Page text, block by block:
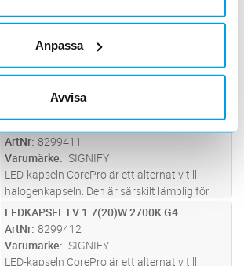
Anpassa
Avvisa
Lägg i kundvagn
LED PIN 10 KLAR 827 G4
8299376
Varumärke LEDVANCE
sockel ersätter traditionella halogenljuskällor.
Idealisk för dekorativa och fribrinnande
applikationer. Stämningsfull accentbelysning i
hela hemmet, affärer, rest
ST Lägg i kundvagn
LEDKAPSEL LV 1(10)W 2700K G4
ArtNr 8299411
Varumärke
SIGNIFY
LED-kapseln CorePro är ett alternativ till
halogenkapseln. Den är särskilt lämplig för
dekorativa applikationer i hem, butiker, hotell
och restauranger. CorePro LED-kapsel är
kompatibel med befintlig
ST Lägg i kundvagn
LEDKAPSEL LV 1.7(20)W 2700K G4
ArtNr 8299412
Varumärke
SIGNIFY
LED-kapseln CorePro är ett alternativ till